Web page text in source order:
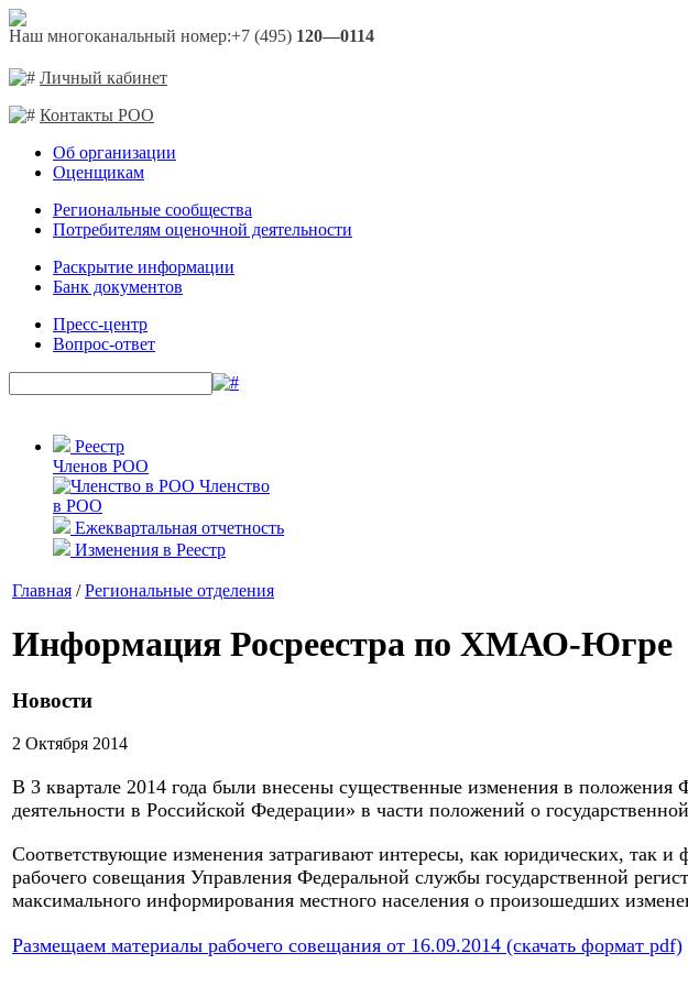
Наш многоканальный номер:+7 (495) 120—0114
Личный кабинет
Контакты РОО
Об организации
Оценщикам
Региональные сообщества
Потребителям оценочной деятельности
Раскрытие информации
Банк документов
Пресс-центр
Вопрос-ответ
Реестр
Членов РОО
Членство
в РОО
Ежеквартальная отчетность
Изменения в Реестр
Главная /Региональные отделения
Информация Росреестра по ХМАО-Югре
Новости
2 Октября 2014
В 3 квартале 2014 года были внесены существенные изменения в
деятельности в Российской Федерации» в части положений о
Соответствующие изменения затрагивают интересы, как юридических, так и
рабочего совещания Управления Федеральной службы государственной
максимального информирования местного населения о произошедших
Размещаем материалы рабочего совещания от 16.09.2014 (скачать формат pdf)